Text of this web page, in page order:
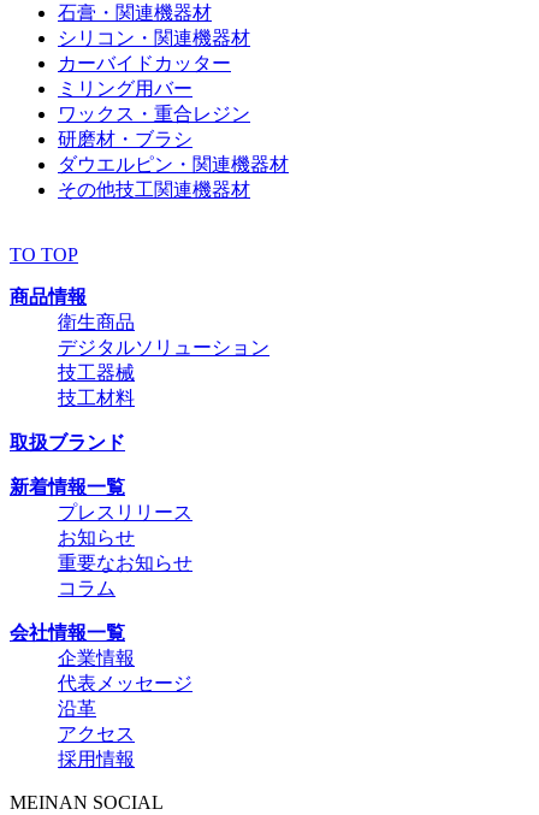
石膏・関連機器材
シリコン・関連機器材
カーバイドカッター
ミリング用バー
ワックス・重合レジン
研磨材・ブラシ
ダウエルピン・関連機器材
その他技工関連機器材
TO TOP
商品情報
衛生商品
デジタルソリューション
技工器械
技工材料
取扱ブランド
新着情報一覧
プレスリリース
お知らせ
重要なお知らせ
コラム
会社情報一覧
企業情報
代表メッセージ
沿革
アクセス
採用情報
MEINAN SOCIAL